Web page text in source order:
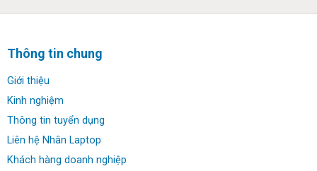
Thông tin chung
Giới thiệu
Kinh nghiệm
Thông tin tuyển dụng
Liên hệ Nhân Laptop
Khách hàng doanh nghiệp